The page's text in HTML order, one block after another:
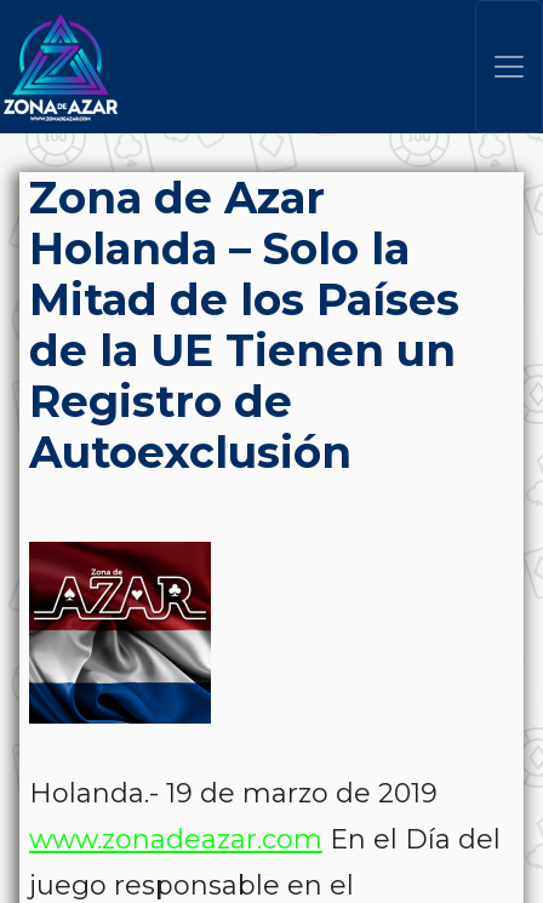
Zona de Azar
Holanda – Solo la
Mitad de los Países
de la UE Tienen un
Registro de
Autoexclusión
Holanda.- 19 de marzo de 2019
www.zonadeazar.com En el Día del
juego responsable en el